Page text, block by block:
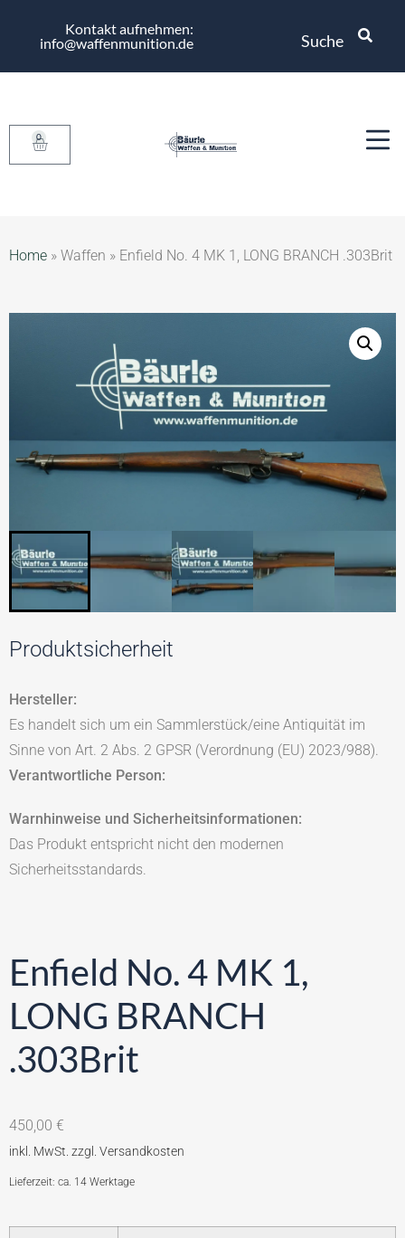
Kontakt aufnehmen:
info@waffenmunition.de
Suche
0
Home » Waffen » Enfield No. 4 MK 1, LONG BRANCH .303Brit
Produktsicherheit
Hersteller:
Es handelt sich um ein Sammlerstück/eine Antiquität im
Sinne von Art. 2 Abs. 2 GPSR (Verordnung (EU) 2023/988).
Verantwortliche Person:
Warnhinweise und Sicherheitsinformationen:
Das Produkt entspricht nicht den modernen
Sicherheitsstandards.
Enfield No. 4 MK 1,
LONG BRANCH
.303Brit
450,00 €
Lieferzeit: ca. 14 Werktage